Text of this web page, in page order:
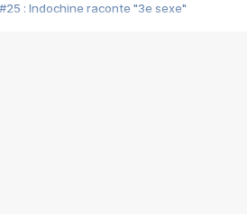
#25 : Indochine raconte "3e sexe"